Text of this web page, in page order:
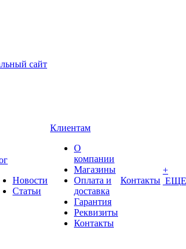
Новости
Статьи
Клиентам
О
компании
Магазины
Оплата и
доставка
Гарантия
Реквизиты
Контакты
Контакты
+
ЕЩЕ